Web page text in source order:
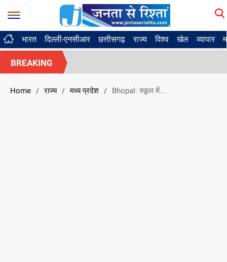
भारत दिल्ली-एनसीआर छत्तीसगढ़ राज्य विश्व खेल व्यापार
BREAKING
Home / राज्य / मध्य प्रदेश / Bhopal: स्कूल में...